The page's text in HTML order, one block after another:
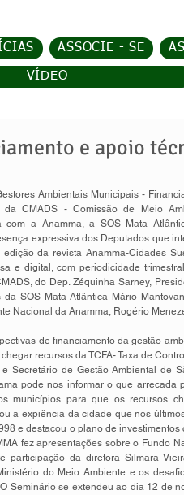
ASSOCIE - SE
VÍDEO
e apoio
CMADS - Comissão de Meio
com a Anamma, a SOS Mata
expressiva dos Deputados que
da revista Anamma-Cidades
e digital, com periodicidade
do Dep. Zéquinha Sarney,
SOS Mata Atlântica Mário
Nacional da Anamma, Rogério
de financiamento da gestão
recursos da TCFA- Taxa de
Secretário de Gestão Ambiental de
pode nos informar o que arrecada
municípios para que os recursos
a expiência da cidade que nos
e destacou o plano de investimentos
fez apresentações sobre o Fundo
participação da diretora Silmara
do Meio Ambiente e os
Seminário se extendeu ao dia 12 de